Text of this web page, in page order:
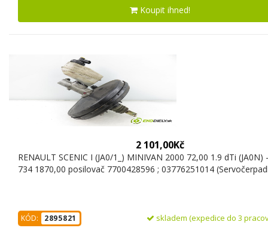
Koupit ihned!
2 101,00Kč
RENAULT SCENIC I (JA0/1_) MINIVAN 2000 72,00 1.9 dTi (JA0N)
734 1870,00 posilovač 7700428596 ; 03776251014
KÓD: 2895821 skladem (expedice do 3